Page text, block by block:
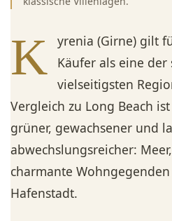
K yrenia (Girne) gilt
Käufer als eine der
vielseitigsten
Vergleich zu Long Beach
grüner, gewachsener und
abwechslungsreicher:
charmante
Hafenstadt.